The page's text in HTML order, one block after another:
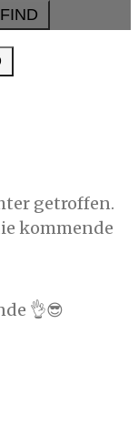
getroffen.
kommende
👌😎